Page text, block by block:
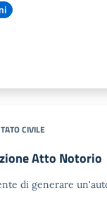
CIVILE
Atto Notorio
di generare